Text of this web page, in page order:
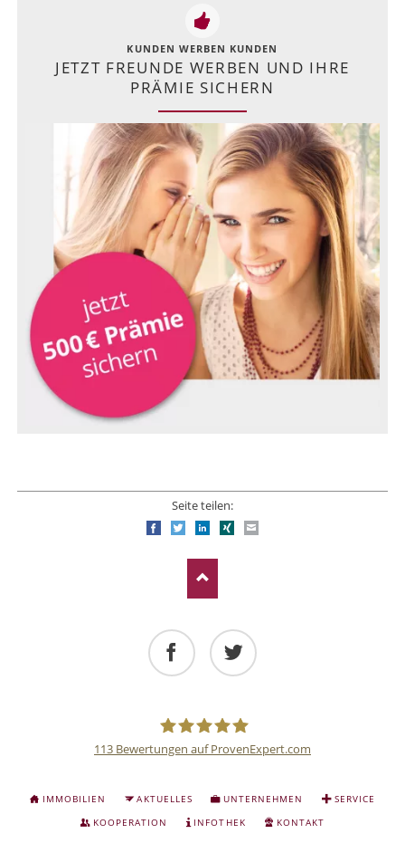
KUNDEN WERBEN KUNDEN
JETZT FREUNDE WERBEN UND IHRE
PRÄMIE SICHERN
Seite teilen:
FacebookTwitterLinkedIn
Xing
Anlage
113 Bewertungen auf ProvenExpert.com
NAVIGATION
ÜBERSPRINGEN
IMMOBILIEN AKTUELLES UNTERNEHMEN
SERVICE
KOOPERATION
INFOTHEK KONTAKT